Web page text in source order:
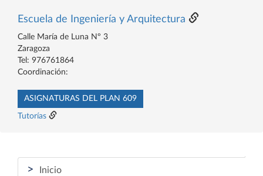
Escuela de Ingeniería y Arquitectura
Calle María de Luna Nº 3
Zaragoza
Tel: 976761864
Coordinación:
ASIGNATURAS DEL PLAN 609
Tutorías
> Inicio